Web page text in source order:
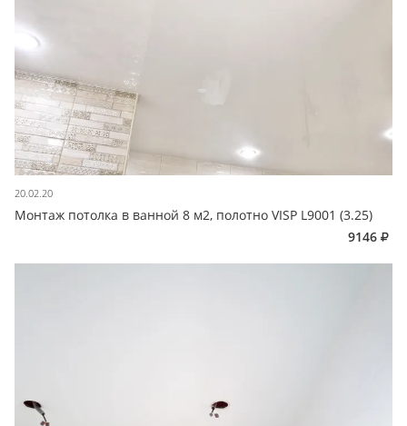
20.02.20
Монтаж потолка в ванной 8 м2, полотно VISP L9001 (3.25)
9146